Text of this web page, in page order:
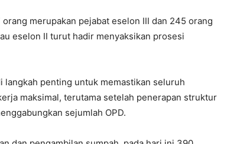
merupakan pejabat eselon III dan 245 orang
eselon II turut hadir menyaksikan prosesi
langkah penting untuk memastikan seluruh
maksimal, terutama setelah penerapan struktur
sejumlah OPD.